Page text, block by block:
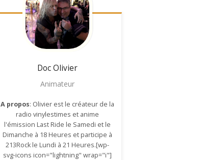
Doc Olivier
Animateur
A propos: Olivier est le créateur de la
radio vinylestimes et anime
l'émission Last Ride le Samedi et le
Dimanche à 18 Heures et participe à
213Rock le Lundi à 21 Heures.[wp-
svg-icons icon="lightning" wrap="i"]